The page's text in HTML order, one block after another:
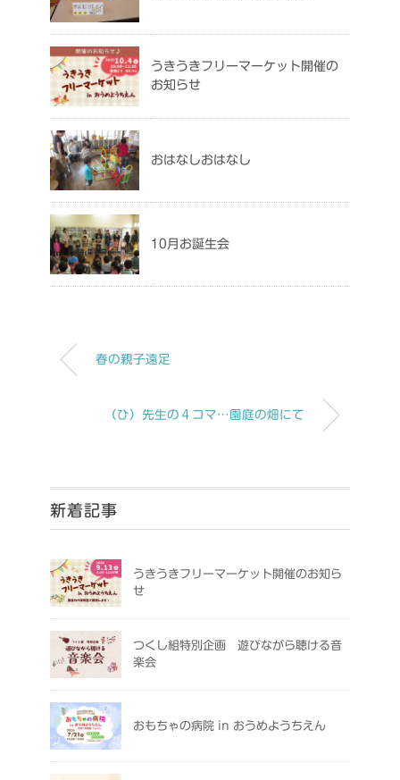
うきうきフリーマーケット開催の
お知らせ
おはなしおはなし
10月お誕生会
春の親子遠足
（ひ）先生の４コマ…園庭の畑にて
新着記事
うきうきフリーマーケット開催のお知ら
せ
つくし組特別企画 遊びながら聴ける音
楽会
おもちゃの病院 in おうめようちえん